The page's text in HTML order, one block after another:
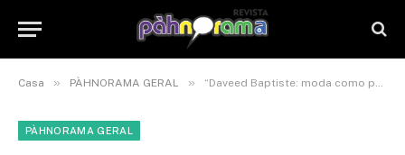
Casa » PÀHNORAMA GERAL » “Daveed Baptiste: moda como ponte entre o Haiti e o mundo”
PÀHNORAMA GERAL